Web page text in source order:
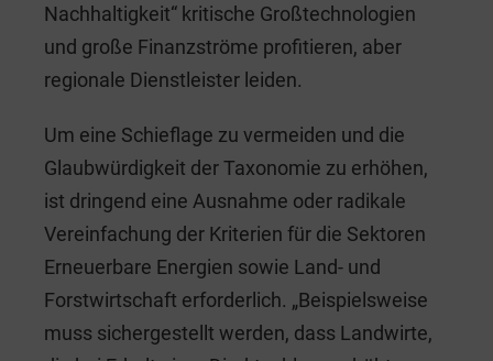
Nachhaltigkeit“ kritische Großtechnologien
und große Finanzströme profitieren, aber
regionale Dienstleister leiden.
Um eine Schieflage zu vermeiden und die
Glaubwürdigkeit der Taxonomie zu erhöhen,
ist dringend eine Ausnahme oder radikale
Vereinfachung der Kriterien für die Sektoren
Erneuerbare Energien sowie Land- und
Forstwirtschaft erforderlich. „Beispielsweise
muss sichergestellt werden, dass Landwirte,